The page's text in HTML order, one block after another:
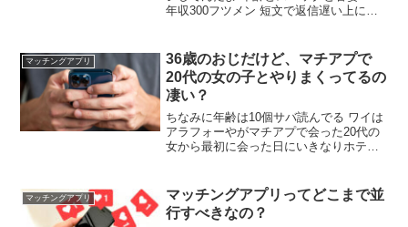
年収300フツメン 短文で返信遅い上につ
度な分量の文と速度の順で嫌がられる 誘
うまでは会話盛り上がってるけどな
マッチングアプリ
36歳のおじだけど、マチアプで
20代の女の子とやりまくってるの
凄い？
ちなみに年齢は10個サバ読んでる ワイは
アラフォーやがマチアプで会った20代の
女から最初に会った日にいきなりホテル
に言われる程度 雰囲気で誤魔化してる へ
ぇすごいね ありがとう
マッチングアプリ
マッチングアプリってどこまで並
行すべきなの？